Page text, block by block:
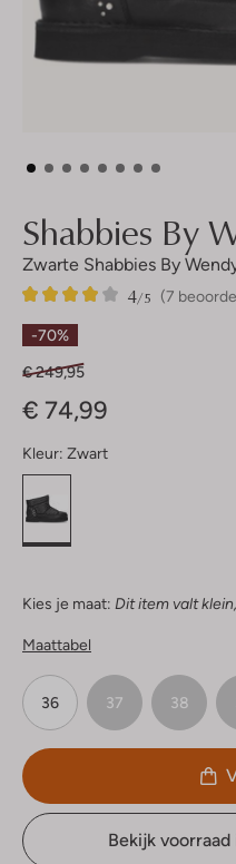
Shabbies By
Zwarte Shabbies By
(7
4/5
7
4
Sterren
-70%
€ 249,95
€ 74,99
Kleur: Zwart
Kies je maat: Dit item valt
Maattabel
36 37 38
Bekijk